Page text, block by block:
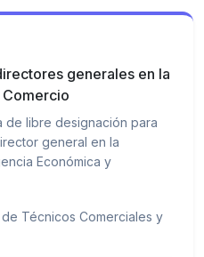
generales en la
de libre designación para
general en la
Económica y
Técnicos Comerciales y